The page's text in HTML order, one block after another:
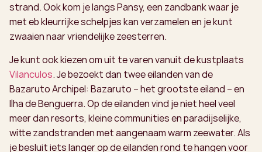
strand. Ook kom je langs Pansy, een zandbank waar je
met eb kleurrijke schelpjes kan verzamelen en je kunt
zwaaien naar vriendelijke zeesterren.
Je kunt ook kiezen om uit te varen vanuit de kustplaats
Vilanculos. Je bezoekt dan twee eilanden van de
Bazaruto Archipel: Bazaruto – het grootste eiland – en
Ilha de Benguerra. Op de eilanden vind je niet heel veel
meer dan resorts, kleine communities en paradijselijke,
witte zandstranden met aangenaam warm zeewater. Als
je besluit iets langer op de eilanden rond te hangen voor